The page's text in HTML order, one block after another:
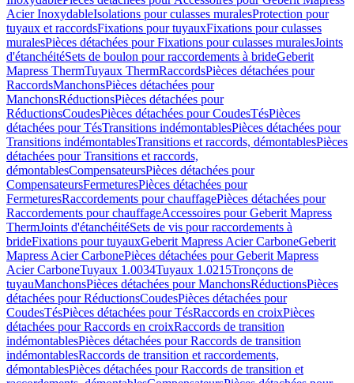
Acier InoxydableIsolations pour culasses muralesProtection pour
tuyaux et raccordsFixations pour tuyauxFixations pour culasses
muralesPièces détachées pour Fixations pour culasses muralesJoints
d'étanchéitéSets de boulon pour raccordements à brideGeberit
Mapress ThermTuyaux ThermRaccordsPièces détachées pour
RaccordsManchonsPièces détachées pour
ManchonsRéductionsPièces détachées pour
RéductionsCoudesPièces détachées pour CoudesTésPièces
détachées pour TésTransitions indémontablesPièces détachées pour
Transitions indémontablesTransitions et raccords, démontablesPièces
détachées pour Transitions et raccords,
démontablesCompensateursPièces détachées pour
CompensateursFermeturesPièces détachées pour
FermeturesRaccordements pour chauffagePièces détachées pour
Raccordements pour chauffageAccessoires pour Geberit Mapress
ThermJoints d'étanchéitéSets de vis pour raccordements à
brideFixations pour tuyauxGeberit Mapress Acier CarboneGeberit
Mapress Acier CarbonePièces détachées pour Geberit Mapress
Acier CarboneTuyaux 1.0034Tuyaux 1.0215Tronçons de
tuyauManchonsPièces détachées pour ManchonsRéductionsPièces
détachées pour RéductionsCoudesPièces détachées pour
CoudesTésPièces détachées pour TésRaccords en croixPièces
détachées pour Raccords en croixRaccords de transition
indémontablesPièces détachées pour Raccords de transition
indémontablesRaccords de transition et raccordements,
démontablesPièces détachées pour Raccords de transition et